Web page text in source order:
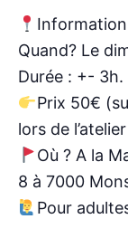
Quand? Le
Durée : +- 3h.
Prix 50€
lors de
Où ? A la
8 à 7000
Pour